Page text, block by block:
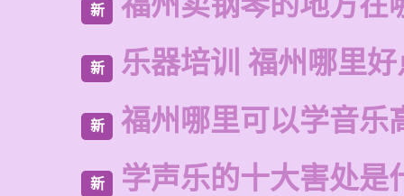
新
新 乐器培训 福州哪里
新 福州哪里可以学音乐
新 学声乐的十大害处是